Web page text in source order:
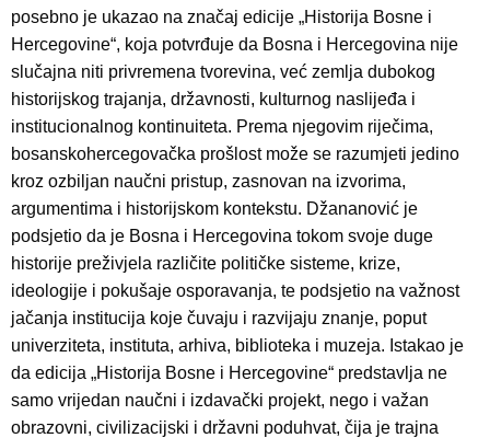
posebno je ukazao na značaj edicije „Historija Bosne i
Hercegovine“, koja potvrđuje da Bosna i Hercegovina nije
slučajna niti privremena tvorevina, već zemlja dubokog
historijskog trajanja, državnosti, kulturnog naslijeđa i
institucionalnog kontinuiteta. Prema njegovim riječima,
bosanskohercegovačka prošlost može se razumjeti jedino
kroz ozbiljan naučni pristup, zasnovan na izvorima,
argumentima i historijskom kontekstu. Džananović je
podsjetio da je Bosna i Hercegovina tokom svoje duge
historije preživjela različite političke sisteme, krize,
ideologije i pokušaje osporavanja, te podsjetio na važnost
jačanja institucija koje čuvaju i razvijaju znanje, poput
univerziteta, instituta, arhiva, biblioteka i muzeja. Istakao je
da edicija „Historija Bosne i Hercegovine“ predstavlja ne
samo vrijedan naučni i izdavački projekt, nego i važan
obrazovni, civilizacijski i državni poduhvat, čija je trajna